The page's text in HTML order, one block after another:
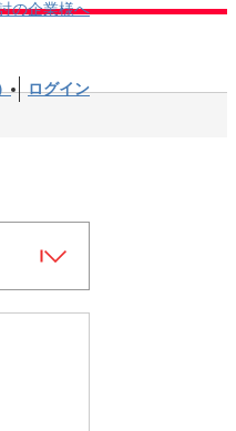
の企業様へ
ログイン